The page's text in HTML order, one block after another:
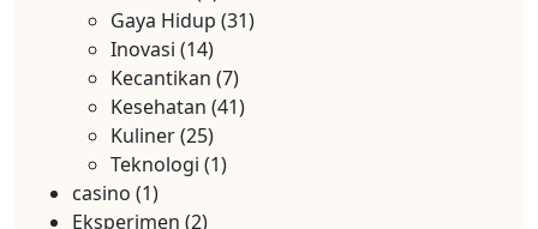
Gaya Hidup (31)
Inovasi (14)
Kecantikan (7)
Kesehatan (41)
Kuliner(25)
Teknologi (1)
casino (1)
Eksperimen (2)